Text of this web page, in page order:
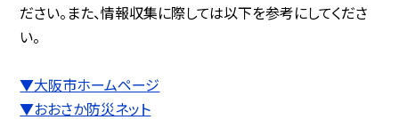
ださい。また、情報収集に際しては以下を参考にしてくださ
い。
▼大阪市ホームページ
▼おおさか防災ネット